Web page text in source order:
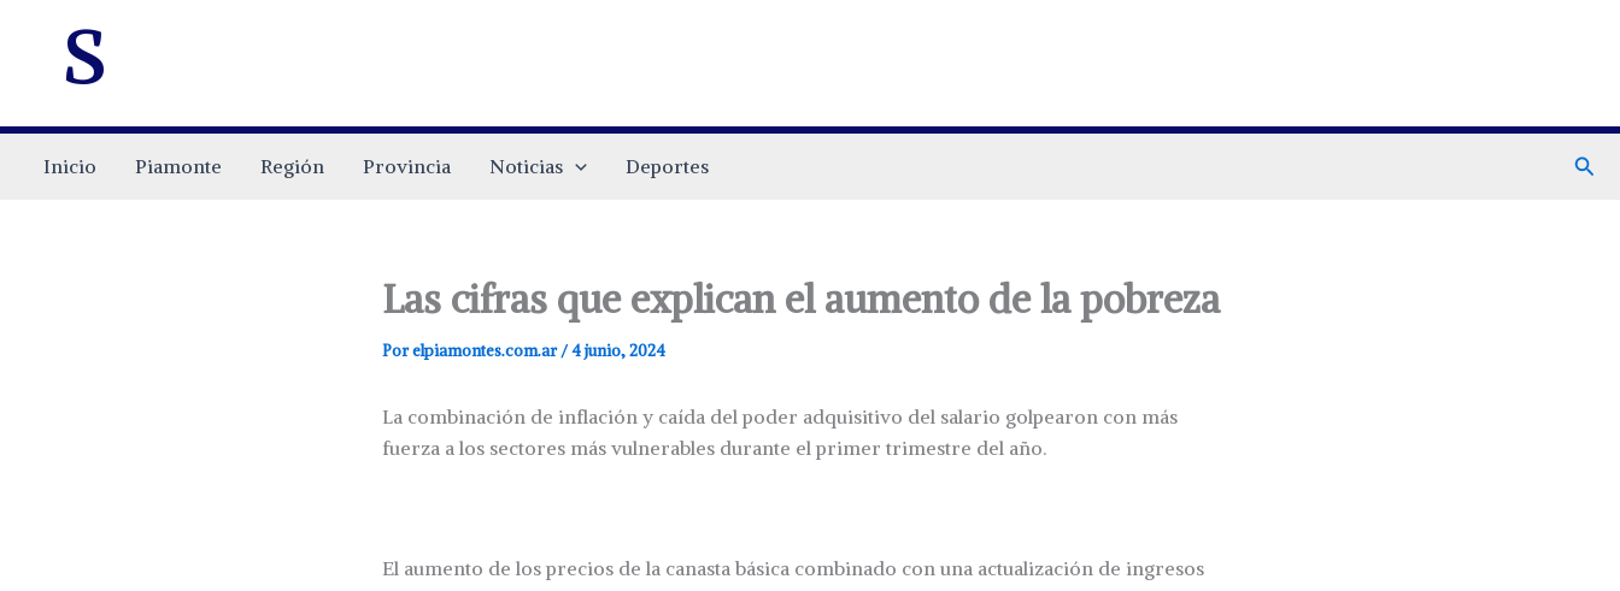
s
Inicio Piamonte Región Provincia Noticias Deportes
Las cifras que explican el aumento de la pobreza
Porelpiamontes.com.ar/4 junio, 2024
La combinación de inflación y caída del poder adquisitivo del salario golpearon con más
fuerza a los sectores más vulnerables durante el primer trimestre del año.
El aumento de los precios de la canasta básica combinado con una actualización de ingresos